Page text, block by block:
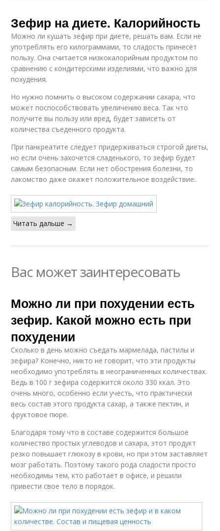
Зефир на диете. Калорийность
Можно ли кушать зефир при диете, решать вам. Если не
употреблять его килограммами, то сладость принесёт
пользу. Она считается низкокалорийным продуктом по
сравнению с кондитерскими изделиями, что важно для
похудения.
Но нужно помнить о высоком содержании сахара, что
может поспособствовать увеличению веса. Так что
получите вы пользу или вред, будет зависеть от
количества съеденного продукта.
При панкреатите следует придерживаться строгой диеты,
но если очень захочется сладенького, то зефир будет
самым безопасным. Если нет обострения болезни, то
лакомство даже окажет положительное воздействие:.
Читать дальше →
Вас может заинтересовать
Можно ли при похудении есть
зефир. Какой можно есть при
похудении
Сколько в день можно съедать мармелада, пастилы и
зефира? Конечно, никто не говорит, что эти продукты
необходимо употреблять в неограниченных количествах.
Ведь в 100 г зефира содержится около 330 ккал. Это
очень много, особенно если учесть, что практически
весь состав этого продукта сахар, а также пектин, и
фруктовое пюре.
Благодаря тому что в составе содержится большое
количество простых углеводов и сахара, этот продукт
резко повышает глюкозу в крови, но при этом заставляет
мозг работать. Поэтому такого рода сладости просто
необходимы тем, кто работает в офисе, и решили
привести свое тело в порядок.